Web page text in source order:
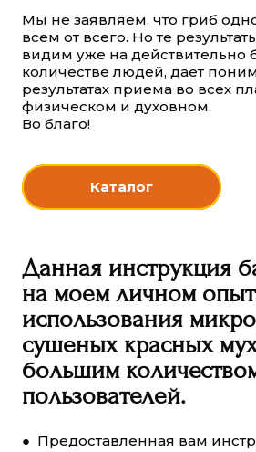
Мы не заявляем, что гриб
всем от всего. Но те
видим уже на действительно
количестве людей, дает
результатах приема во всех
физическом и духовном.
Во благо!
Каталог
Данная инструкция
на моем личном
использования
сушеных красных
большим
пользователей.
● Предоставленная вам